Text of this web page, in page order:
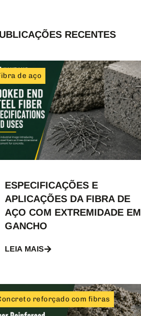
RECENTES
de aço
ESPECIFICAÇÕES E
APLICAÇÕES DA FIBRA DE
AÇO COM EXTREMIDADE EM
GANCHO
LEIA MAIS
reforçado com fibras